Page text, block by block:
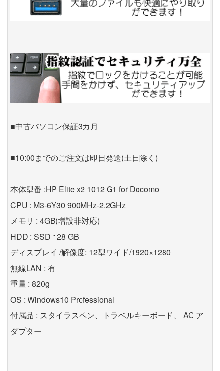
■中古パソコン保証3カ月
■10:00までのご注文は即日発送(土日除く)
本体型番 :HP Elite x2 1012 G1 for Docomo
CPU : M3-6Y30 900MHz-2.2GHz
メモリ : 4GB(増設非対応)
HDD : SSD 128 GB
ディスプレイ /解像度: 12型ワイド/1920×1280
無線LAN : 有
重量 : 820g
OS : Windows10 Professional
付属品 : スタイラスペン、トラベルキーボード、 AC ア
ダプター